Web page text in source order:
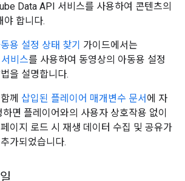
Data API 서비스를 사용하여 콘텐츠의
야 합니다.
용 설정 상태 찾기 가이드에서는
비스를 사용하여 동영상의 아동용 설정
을 설명합니다.
께 삽입된 플레이어 매개변수 문서 에 자
면 플레이어와의 사용자 상호작용 없이
이지 로드 시 재생 데이터 수집 및 공유가
가되었습니다.